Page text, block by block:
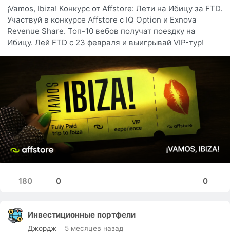
¡Vamos, Ibiza! Конкурс от Affstore: Лети на Ибицу за FTD.
Участвуй в конкурсе Affstore с IQ Option и Exnova
Revenue Share. Топ-10 вебов получат поездку на
Ибицу. Лей FTD с 23 февраля и выигрывай VIP-тур!
0
180 0
Инвестиционные портфели
Джордж 5 месяцев назад